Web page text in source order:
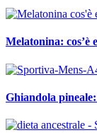
Melatonina: cos’è
Ghiandola